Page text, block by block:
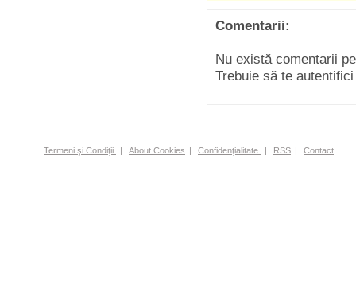
Comentarii:
Nu există comentarii
Trebuie să te
Termeni şi Condiţii | About Cookies | Confidenţialitate | RSS | Contact